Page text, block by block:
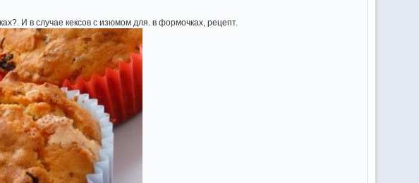
И в случае кексов с изюмом для. в формочках, рецепт.